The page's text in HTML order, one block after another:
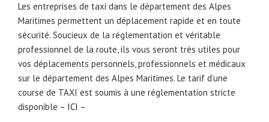
Les entreprises de taxi dans le département des Alpes
Maritimes permettent un déplacement rapide et en toute
sécurité. Soucieux de la réglementation et véritable
professionnel de la route, ils vous seront très utiles pour
vos déplacements personnels, professionnels et médicaux
sur le département des Alpes Maritimes. Le tarif d’une
course de TAXI est soumis à une réglementation stricte
disponible – ICI –